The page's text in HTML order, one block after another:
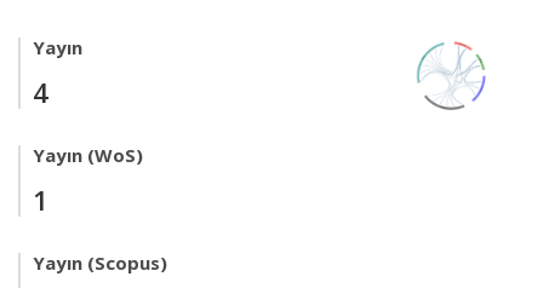
Yayın
4
Yayın (WoS)
1
Yayın (Scopus)